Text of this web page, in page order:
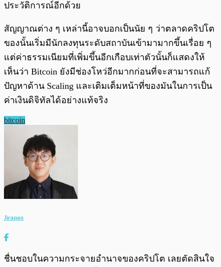
ประวัติการณ์อีกด้วย
สัญญาณต่าง ๆ เหล่านี้อาจบอกเป็นนัย ๆ ว่าตลาดคริปโต
ของนั้นเริ่มมีนักลงทุนระดับสถาบันเข้ามามากขึ้นเรื่อย ๆ
แต่ค่าธรรมเนียมที่เพิ่มขึ้นอีกเกือบเท่าตัวนั้นก็แสดงให้
เห็นว่า Bitcoin ยังมีช่องโหว่อีกมากก่อนที่จะสามารถแก้
ปัญหาด้าน Scaling และเติมเต็มหน้าที่ของมันในการเป็น
ค่าเงินดิจิทัลได้อย่างแท้จริง
bitcoin
Jirapas
ชื่นชอบในความกระจายอำนาจของคริปโต เลยตัดสินใจ